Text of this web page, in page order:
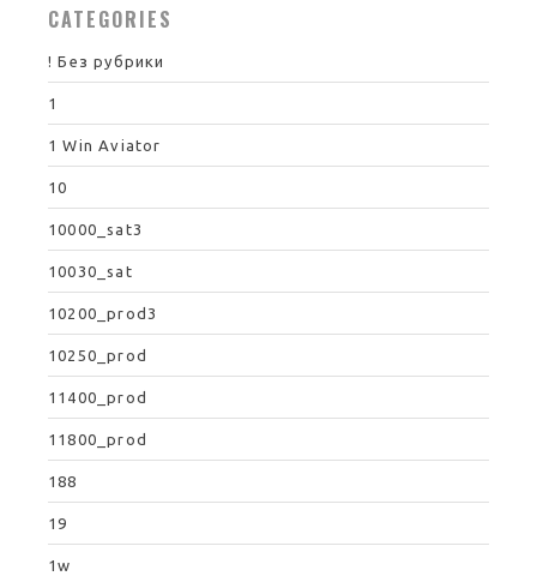
CATEGORIES
! Без рубрики
1
1 Win Aviator
10
10000_sat3
10030_sat
10200_prod3
10250_prod
11400_prod
11800_prod
188
19
1w